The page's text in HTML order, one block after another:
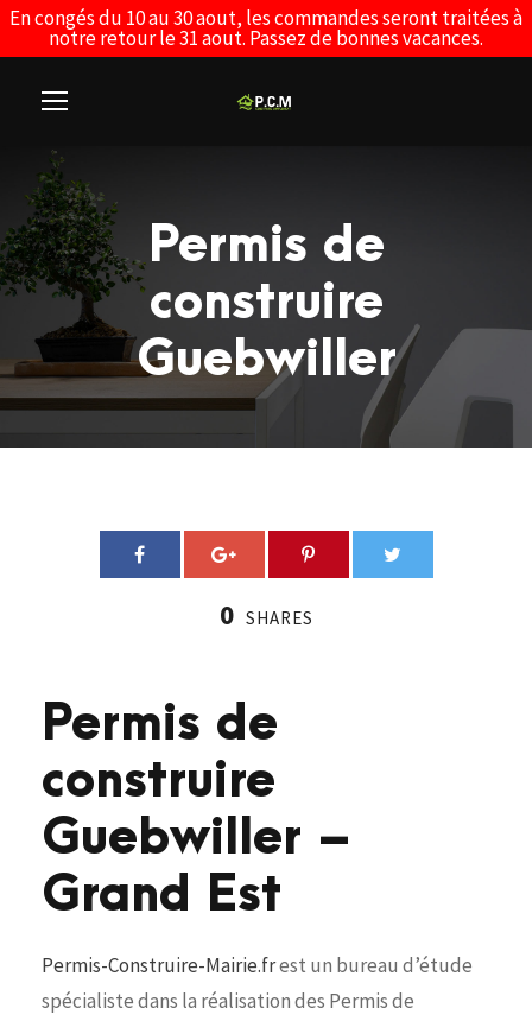
En congés du 10 au 30 aout, les commandes seront traitées à
notre retour le 31 aout. Passez de bonnes vacances.
Permis de
construire
Guebwiller
0 SHARES
Permis de
construire
Guebwiller –
Grand Est
Permis-Construire-Mairie.frest un bureau d’étude
spécialiste dans la réalisation des Permis de